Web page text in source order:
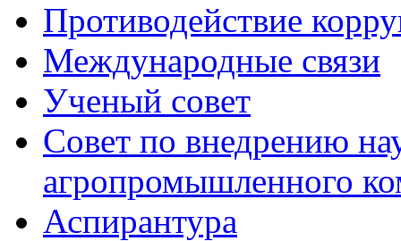
Противодействие
Международные связи
Ученый совет
Совет по внедрению
агропромышленного
Аспирантура